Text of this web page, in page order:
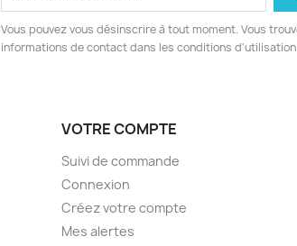
Vous pouvez vous désinscrire à tout moment. Vous
informations de contact dans les conditions
VOTRE COMPTE
Suivi de commande
Connexion
Créez votre compte
Mes alertes